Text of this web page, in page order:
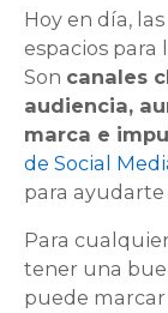
Hoy en día,
espacios para
Son canales
audiencia,
marca e
de Social
para ayudarte
Para
tener una
puede marcar